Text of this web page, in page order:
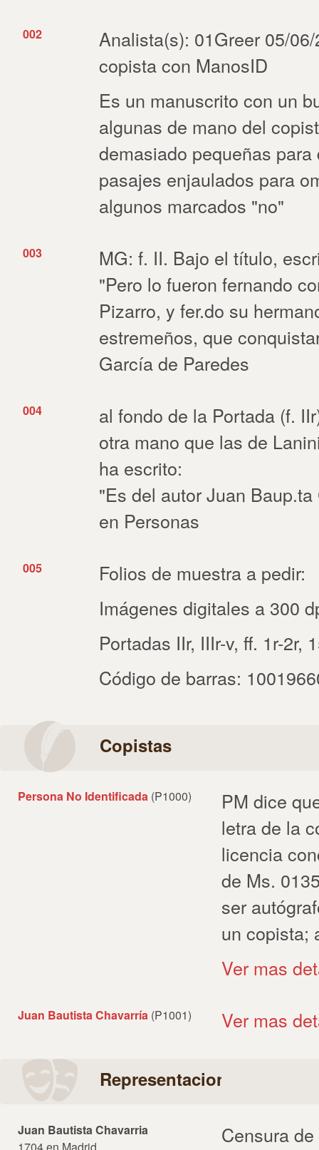
002
Analista(s): 01Greer 05/
copista con ManosID
Es un manuscrito con un
algunas de mano del
demasiado pequeñas
pasajes enjaulados para
algunos marcados "no"
003
MG: f. II. Bajo el título,
"Pero lo fueron fernando
Pizarro, y fer.do su
estremeños, que
García de Paredes
004
al fondo de la Portada (f.
otra mano que las de
ha escrito:
"Es del autor Juan
en Personas
005
Folios de muestra a pedir:
Imágenes digitales a 300
Portadas IIr, IIIr-v, ff. 1r-2r,
Código de barras:
Copistas
Persona No Identificada (P1000)
PM dice
letra de la
licencia
de Ms.
ser
un copista;
Ver mas
Juan Bautista Chavarría (P1001) Ver mas
Representaciones
Juan Bautista Chavarria
Censura